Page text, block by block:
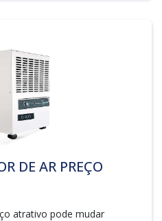
DE AR PREÇO
atrativo pode mudar